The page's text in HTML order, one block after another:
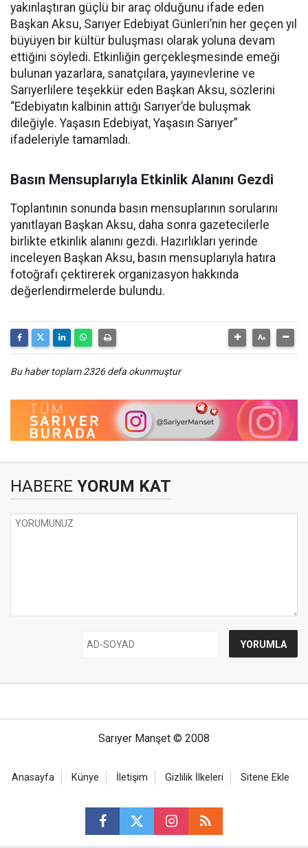
yakınlaştıran güçlü bir araç olduğunu ifade eden
Başkan Aksu, Sarıyer Edebiyat Günleri’nin her geçen yıl
büyüyen bir kültür buluşması olarak yoluna devam
ettiğini söyledi. Etkinliğin gerçekleşmesinde emeği
bulunan yazarlara, sanatçılara, yayınevlerine ve
Sarıyerlilere teşekkür eden Başkan Aksu, sözlerini
“Edebiyatın kalbinin attığı Sarıyer’de buluşmak
dileğiyle. Yaşasın Edebiyat, Yaşasın Sarıyer”
ifadeleriyle tamamladı.
Basın Mensuplarıyla Etkinlik Alanını Gezdi
Toplantının sonunda basın mensuplarının sorularını
yanıtlayan Başkan Aksu, daha sonra gazetecilerle
birlikte etkinlik alanını gezdi. Hazırlıkları yerinde
inceleyen Başkan Aksu, basın mensuplarıyla hatıra
fotoğrafı çektirerek organizasyon hakkında
değerlendirmelerde bulundu.
Bu haber toplam 2326 defa okunmuştur
HABERE YORUM KAT
Sarıyer Manşet © 2008
Anasayfa Künye İletişim Gizlilik İlkeleri Sitene Ekle